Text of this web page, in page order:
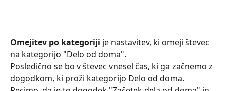
Omejitev po kategoriji je nastavitev, ki omeji števec
na kategorijo "Delo od doma".
Posledično se bo v števec vnesel čas, ki ga začnemo z
dogodkom, ki proži kategorijo Delo od doma.